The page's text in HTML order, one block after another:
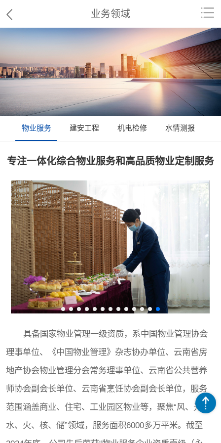
业务领域
物业服务 建安工程 机电检修 水情测报
专注一体化综合物业服务和高品质物业定制服务
具备国家物业管理一级资质，系中国物业管理协会
理事单位、《中国物业管理》杂志协办单位、云南省房
地产协会物业管理分会常务理事单位、云南省公共营养
师协会副会长单位、云南省烹饪协会副会长单位，服务
范围涵盖商业、住宅、工业园区物业等，聚焦“风、光、
水、火、核、储”领域，服务面积6000多万平米。截至